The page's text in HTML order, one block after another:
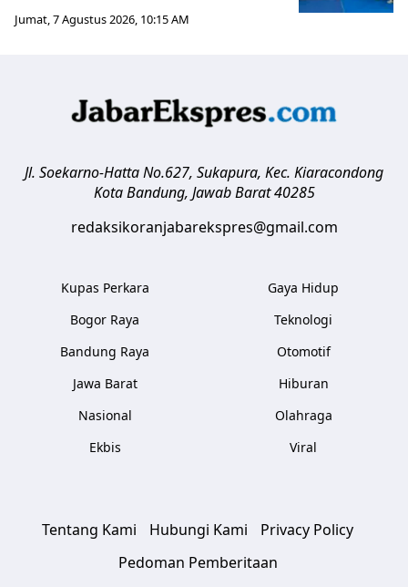
Jumat, 7 Agustus 2026, 10:15 AM
Jl. Soekarno-Hatta No.627, Sukapura, Kec. Kiaracondong
Kota Bandung, Jawab Barat 40285
redaksikoranjabarekspres@gmail.com
Kupas Perkara
Bogor Raya
Bandung Raya
Jawa Barat
Nasional
Ekbis
Gaya Hidup
Teknologi
Otomotif
Hiburan
Olahraga
Viral
Tentang Kami Hubungi Kami
Privacy Policy
Pedoman Pemberitaan